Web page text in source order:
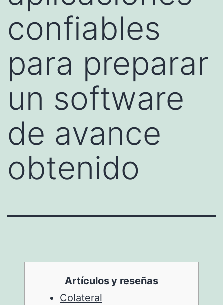
confiables
para preparar
un software
de avance
obtenido
Artículos y reseñas
Colateral